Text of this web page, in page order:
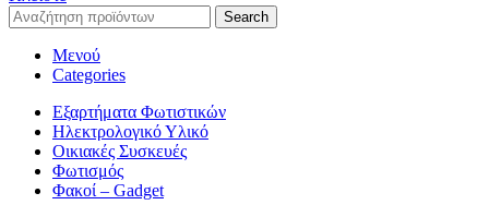
Search
Μενού
Categories
Εξαρτήματα Φωτιστικών
Ηλεκτρολογικό Υλικό
Οικιακές Συσκευές
Φωτισμός
Φακοί – Gadget